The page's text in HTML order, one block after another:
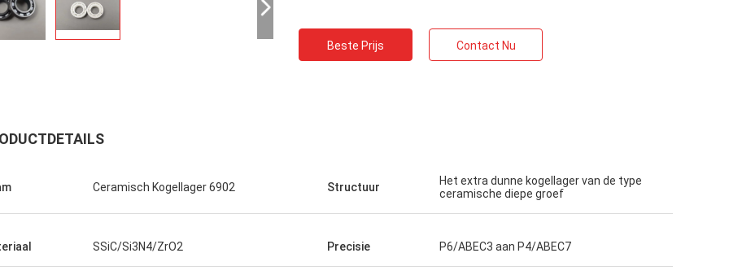
Beste Prijs Contact Nu
Ceramisch Kogellager 6902 Structuur
Het extra dunne kogellager van de type
ceramische diepe groef
SSiC/Si3N4/ZrO2 Precisie P6/ABEC3 aan P4/ABEC7